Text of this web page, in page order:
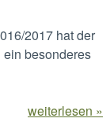
2017 hat der
besonderes
weiterlesen »